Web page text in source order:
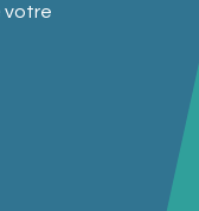
votre